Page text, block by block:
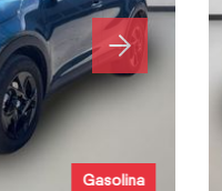
Gasolina